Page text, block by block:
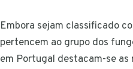
Embora sejam classificado
pertencem ao grupo dos
em Portugal destacam-se as